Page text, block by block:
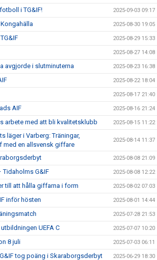
i TG&IF! 2025-09-03 09:17
2025-08-30 19:05
2025-08-29 15:33
2025-08-27 14:08
avgjorde i slutminuterna 2025-08-23 16:38
2025-08-22 18:04
2025-08-17 21:40
AIF 2025-08-16 21:24
arbete med att bli kvalitetsklubb 2025-08-15 11:22
läger i Varberg: Träningar,
med en allsvensk giffare
2025-08-14 11:37
2025-08-08 21:09
G&IF 2025-08-08 12:22
till att hålla giffarna i form 2025-08-02 07:03
inför hösten 2025-08-01 14:44
2025-07-28 21:53
UEFA C 2025-07-07 10:20
8 juli 2025-07-03 06:11
tog poäng i Skaraborgsderbyt 2025-06-29 18:30